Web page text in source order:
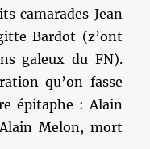
camarades Jean
Bardot (z’ont
galeux du FN).
qu’on fasse
épitaphe : Alain
Melon, mort